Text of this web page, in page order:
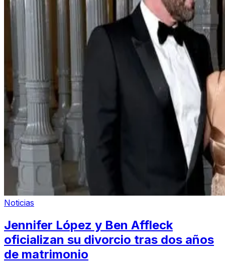
Noticias
Jennifer López y Ben Affleck
oficializan su divorcio tras dos años
de matrimonio